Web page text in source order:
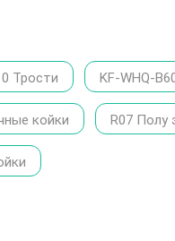
Трости KF-WHQ-
койки R07 Полу